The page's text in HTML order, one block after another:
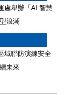
處舉辦「AI 智慧
浪潮
域聯防演練安全
未來